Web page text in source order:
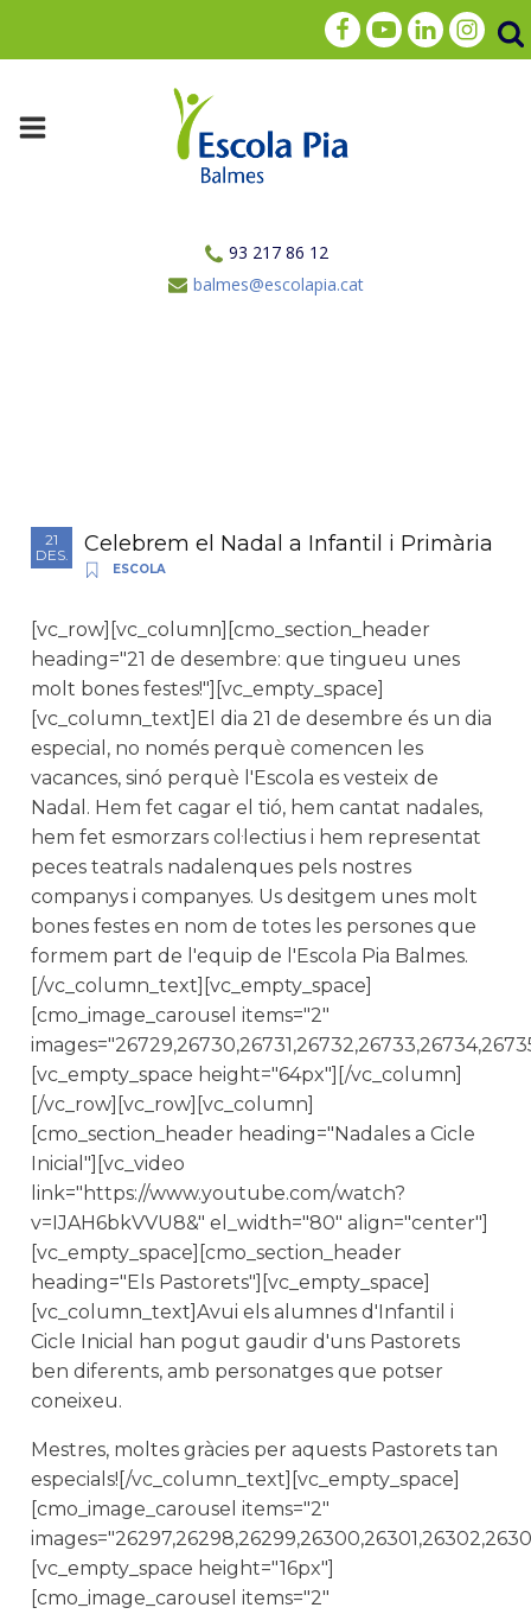
93 217 86 12
balmes@escolapia.cat
21
DES.
Celebrem el Nadal a Infantil i Primària
ESCOLA
[vc_row][vc_column][cmo_section_header
heading="21 de desembre: que tingueu unes
molt bones festes!"][vc_empty_space]
[vc_column_text]El dia 21 de desembre és un dia
especial, no només perquè comencen les
vacances, sinó perquè l'Escola es vesteix de
Nadal. Hem fet cagar el tió, hem cantat nadales,
hem fet esmorzars col·lectius i hem representat
peces teatrals nadalenques pels nostres
companys i companyes. Us desitgem unes molt
bones festes en nom de totes les persones que
formem part de l'equip de l'Escola Pia Balmes.
[/vc_column_text][vc_empty_space]
[cmo_image_carousel items="2"
[vc_empty_space height="64px"][/vc_column]
[/vc_row][vc_row][vc_column]
[cmo_section_header heading="Nadales a Cicle
Inicial"][vc_video
link="https://www.youtube.com/watch?
v=IJAH6bkVVU8&" el_width="80" align="center"]
[vc_empty_space][cmo_section_header
heading="Els Pastorets"][vc_empty_space]
[vc_column_text]Avui els alumnes d'Infantil i
Cicle Inicial han pogut gaudir d'uns Pastorets
ben diferents, amb personatges que potser
coneixeu.
Mestres, moltes gràcies per aquests Pastorets tan
especials![/vc_column_text][vc_empty_space]
[cmo_image_carousel items="2"
[vc_empty_space height="16px"]
[cmo_image_carousel items="2"